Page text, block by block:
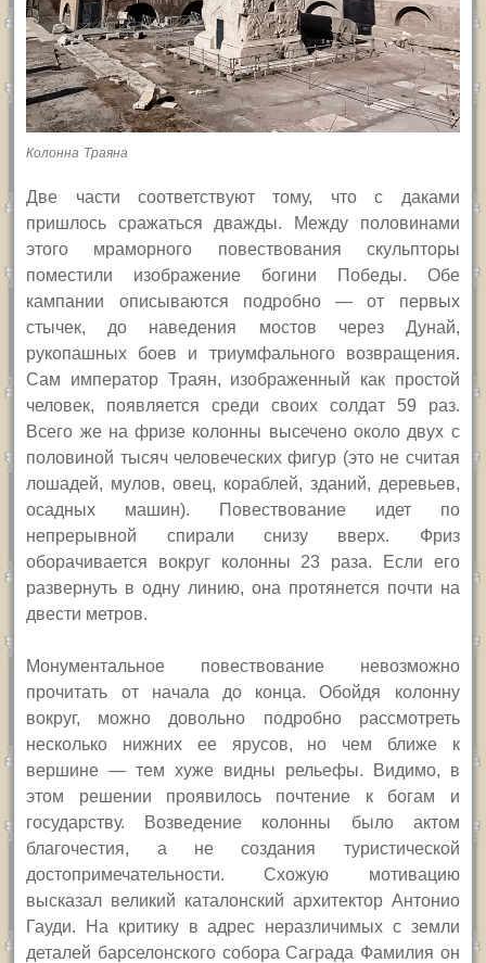
Колонна Траяна
Две части соответствуют тому, что с даками
пришлось сражаться дважды. Между половинами
этого мраморного повествования скульпторы
поместили изображение богини Победы. Обе
кампании описываются подробно — от первых
стычек, до наведения мостов через Дунай,
рукопашных боев и триумфального возвращения.
Сам император Траян, изображенный как простой
человек, появляется среди своих солдат 59 раз.
Всего же на фризе колонны высечено около двух с
половиной тысяч человеческих фигур (это не считая
лошадей, мулов, овец, кораблей, зданий, деревьев,
осадных машин). Повествование идет по
непрерывной спирали снизу вверх. Фриз
оборачивается вокруг колонны 23 раза. Если его
развернуть в одну линию, она протянется почти на
двести метров.
Монументальное повествование невозможно
прочитать от начала до конца. Обойдя колонну
вокруг, можно довольно подробно рассмотреть
несколько нижних ее ярусов, но чем ближе к
вершине — тем хуже видны рельефы. Видимо, в
этом решении проявилось почтение к богам и
государству. Возведение колонны было актом
благочестия, а не создания туристической
достопримечательности. Схожую мотивацию
высказал великий каталонский архитектор Антонио
Гауди. На критику в адрес неразличимых с земли
деталей барселонского собора Саграда Фамилия он